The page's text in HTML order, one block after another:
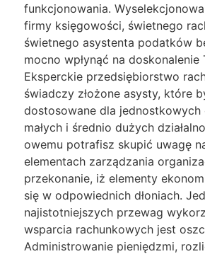
funkcjonowania.
firmy księgowości, świetnego
świetnego asystenta podatków
mocno wpłynąć na doskonalenie
Eksperckie przedsiębiorstwo
świadczy złożone asysty, które
dostosowane dla jednostkowych
małych i średnio dużych
owemu potrafisz skupić uwagę
elementach zarządzania
przekonanie, iż elementy
się w odpowiednich dłoniach.
najistotniejszych przewag
wsparcia rachunkowych jest
Administrowanie pieniędzmi,